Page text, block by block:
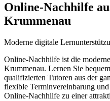
Online-Nachhilfe
Krummenau
Moderne digitale
Online-Nachhilfe ist die
Krummenau. Lernen Sie
qualifizierten Tutoren aus der
flexible Terminvereinbarung
Online-Nachhilfe zu einer